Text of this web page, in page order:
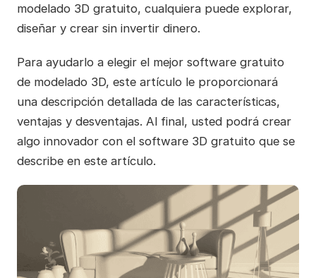
modelado 3D gratuito, cualquiera puede explorar,
diseñar y crear sin invertir dinero.
Para ayudarlo a elegir el mejor software gratuito
de modelado 3D, este artículo le proporcionará
una descripción detallada de las características,
ventajas y desventajas. Al final, usted podrá crear
algo innovador con el software 3D gratuito que se
describe en este artículo.